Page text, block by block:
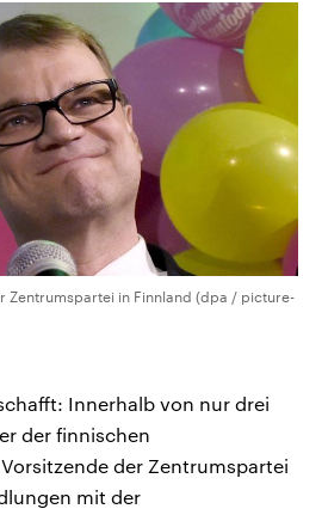
Zentrumspartei in Finnland (dpa / picture-
Innerhalb von nur drei
der finnischen
der Zentrumspartei
mit der